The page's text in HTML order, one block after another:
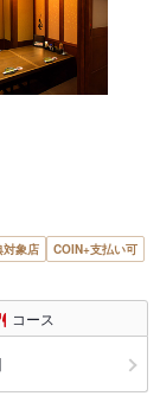
対象店
COIN+支払い可
コース